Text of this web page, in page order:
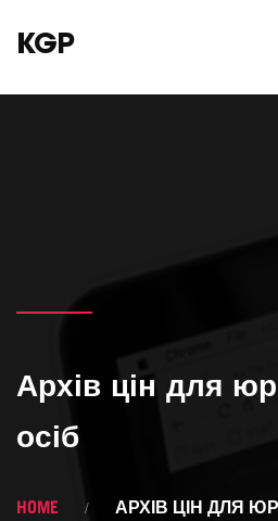
KGP
Архів цін для
осіб
HOME АРХІВ ЦІН ДЛЯ